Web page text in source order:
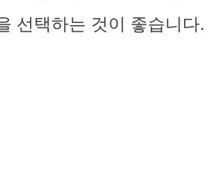
선택하는 것이 좋습니다.